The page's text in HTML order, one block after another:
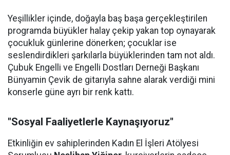
Yeşillikler içinde, doğayla baş başa gerçekleştirilen
programda büyükler halay çekip yakan top oynayarak
çocukluk günlerine dönerken; çocuklar ise
seslendirdikleri şarkılarla büyüklerinden tam not aldı.
Çubuk Engelli ve Engelli Dostları Derneği Başkanı
Bünyamin Çevik de gitarıyla sahne alarak verdiği mini
konserle güne ayrı bir renk kattı.
"Sosyal Faaliyetlerle Kaynaşıyoruz"
Etkinliğin ev sahiplerinden Kadın El İşleri Atölyesi